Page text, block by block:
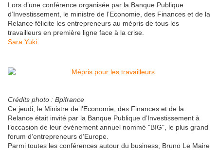
Lors d’une conférence organisée par la Banque Publique
d’Investissement, le ministre de l’Economie, des Finances et de la
Relance félicite les entrepreneurs au mépris de tous les
travailleurs en première ligne face à la crise.
Sara Yuki
Crédits photo : Bpifrance
Ce jeudi, le Ministre de l’Economie, des Finances et de la
Relance était invité par la Banque Publique d’Investissement à
l’occasion de leur événement annuel nommé "BIG", le plus grand
forum d’entrepreneurs d’Europe.
Parmi toutes les conférences autour du business, Bruno Le Maire